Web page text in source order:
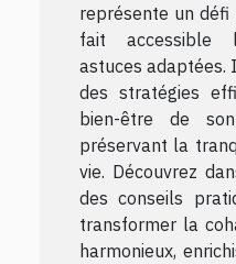
représente un défi
fait accessible
astuces adaptées.
des stratégies
bien-être de
préservant la
vie. Découvrez
des conseils
transformer la
harmonieux,